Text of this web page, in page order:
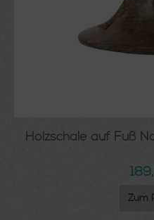
Holzschale auf Fuß
Zum